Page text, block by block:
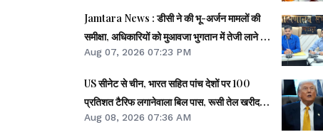
Jamtara News : डीसी ने की भू-अर्जन मामलों की
समीक्षा, अधिकारियों को मुआवजा भुगतान में तेजी लाने का
निर्देश
Aug 07, 2026 07:23 PM
US सीनेट से चीन, भारत सहित पांच देशों पर 100
प्रतिशत टैरिफ लगानेवाला बिल पास, रूसी तेल खरीदना
पड़ेगा भारी
Aug 08, 2026 07:36 AM